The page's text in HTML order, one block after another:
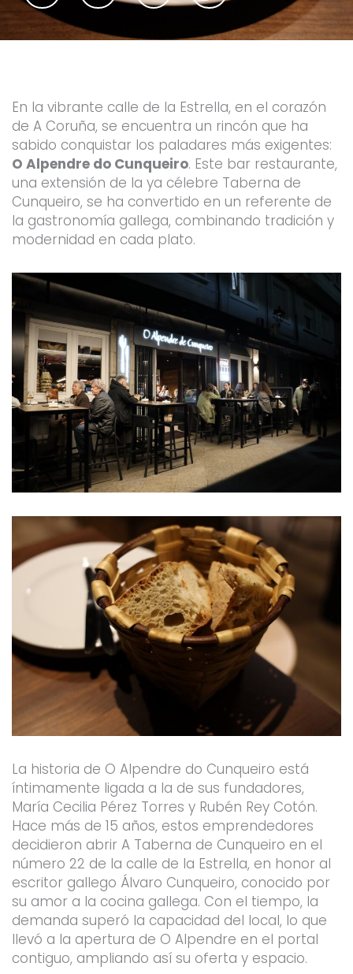
c
e
f
i
t
u
u
s
a
En la vibrante calle de la Estrella, en el corazón
de A Coruña, se encuentra un rincón que ha
sabido conquistar los paladares más exigentes:
O Alpendre do Cunqueiro. Este bar restaurante,
una extensión de la ya célebre Taberna de
Cunqueiro, se ha convertido en un referente de
la gastronomía gallega, combinando tradición y
modernidad en cada plato.
La historia de O Alpendre do Cunqueiro está
íntimamente ligada a la de sus fundadores,
María Cecilia Pérez Torres y Rubén Rey Cotón.
Hace más de 15 años, estos emprendedores
decidieron abrir A Taberna de Cunqueiro en el
número 22 de la calle de la Estrella, en honor al
escritor gallego Álvaro Cunqueiro, conocido por
su amor a la cocina gallega. Con el tiempo, la
demanda superó la capacidad del local, lo que
llevó a la apertura de O Alpendre en el portal
contiguo, ampliando así su oferta y espacio.